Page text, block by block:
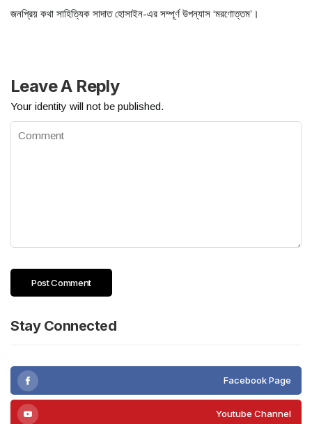
জনপ্রিয় কথা সাহিত্যিক সাদাত হোসাইন-এর সম্পূর্ণ উপন্যাস ‘মরণোত্তম’।
Leave A Reply
Your identity will not be published.
Stay Connected
Facebook Page
Youtube Channel